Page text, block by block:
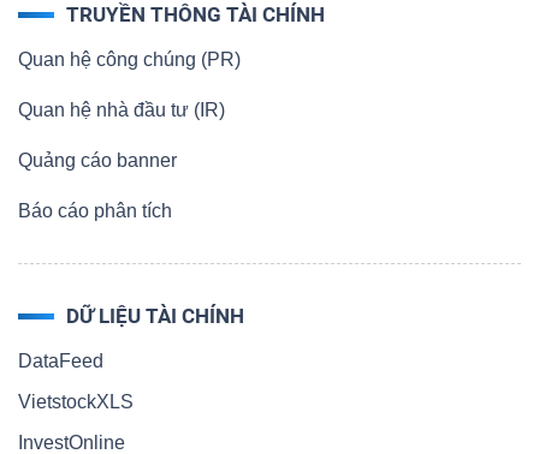
TRUYỀN THÔNG TÀI CHÍNH
Quan hệ công chúng (PR)
Quan hệ nhà đầu tư (IR)
Quảng cáo banner
Báo cáo phân tích
DỮ LIỆU TÀI CHÍNH
DataFeed
VietstockXLS
InvestOnline